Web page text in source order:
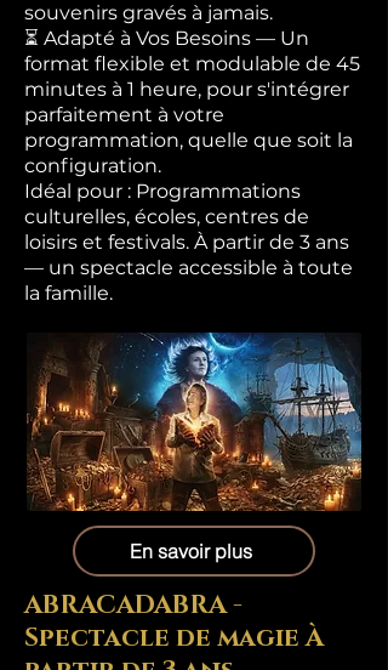
souvenirs gravés à jamais.
⏳ Adapté à Vos Besoins — Un
format flexible et modulable de 45
minutes à 1 heure, pour s'intégrer
parfaitement à votre
programmation, quelle que soit la
configuration.
Idéal pour : Programmations
culturelles, écoles, centres de
loisirs et festivals. À partir de 3 ans
— un spectacle accessible à toute
la famille.
En savoir plus
ABRACADABRA -
Spectacle de magie À